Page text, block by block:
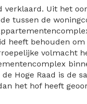
verklaard. Uit het
tussen de
heeft behouden
volmacht
Hoge Raad is de
het hof heeft